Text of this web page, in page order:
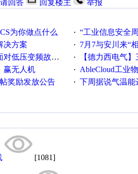
回答 回复楼主 举报
为你做点什么 · “工业信息安全周之我见”
决方案 · 7月7与安川来“
，老手是这样解决的！ · 【德力西电气】三
赢无人机 · AbleCloud工业物联
奖励发放公告 · 下周据说气温能
[1081]